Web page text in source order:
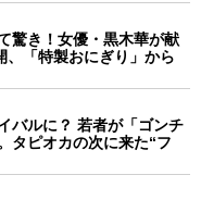
驚き！女優・黒木華が献
、「特製おにぎり」から
バルに？ 若者が「ゴンチ
タピオカの次に来た“フ